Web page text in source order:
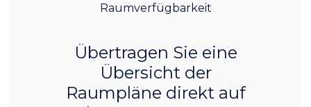
Raumverfügbarkeit
Übertragen Sie eine
Übersicht der
Raumpläne direkt auf